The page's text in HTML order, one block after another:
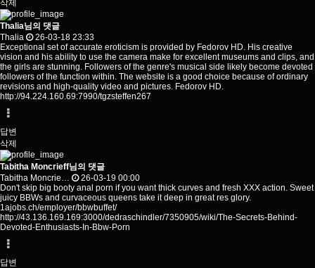
삭제
Thalia님의 댓글
Thalia
26-03-18 23:33
Exceptional set of accurate eroticism is provided by Fedorov HD. His creative
vision and his ability to use the camera make for excellent museums and clips, and
the girls are stunning. Followers of the genre's musical side likely become devoted
followers of the function within. The website is a good choice because of ordinary
revisions and high-quality video and pictures. Fedorov HD.
http://94.224.160.69:7990/tgzsteffen267
답변
삭제
Tabitha Moncrieff님의 댓글
Tabitha Moncrie…
26-03-19 00:00
Don't skip big booty anal porn if you want thick curves and fresh XXX action. Sweet
juicy BBWs and curvaceous queens take it deep in great res glory.
1ajobs.ch/employer/bbwbuffet/
http://43.136.169.169:3000/dedraschindler/7350905/wiki/The-Secrets-Behind-
Devoted-Enthusiasts-In-Bbw-Porn
답변